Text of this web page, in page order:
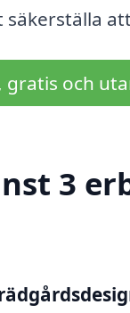
gratis och
3